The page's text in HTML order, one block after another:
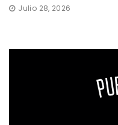
Julio 28, 2026